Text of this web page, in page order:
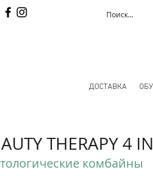
ДОСТАВКА
THERAPY 4
комбайны